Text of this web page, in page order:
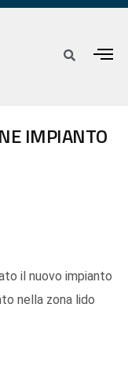
IMPIANTO
il nuovo impianto
nella zona lido